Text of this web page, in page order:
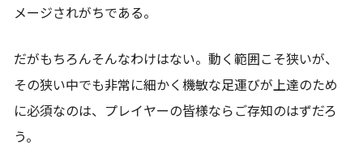
メージされがちである。
だがもちろんそんなわけはない。動く範囲こそ狭いが、
その狭い中でも非常に細かく機敏な足運びが上達のため
に必須なのは、プレイヤーの皆様ならご存知のはずだろ
う。